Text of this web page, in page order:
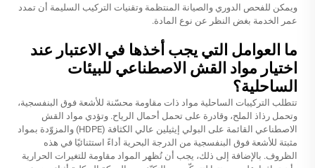
ويمكن للفحص الدوري والصيانة المنتظمة وتقنيات التركيب السليمة أن تمدد
عمر الخدمة بغض النظر عن نوع المادة.
ما العوامل التي يجب أخذها في الاعتبار عند
اختيار مواد القش الاصطناعي للبيئات
الساحلية؟
تتطلب التركيبات الساحلية مواد ذات مقاومة محسّنة للأشعة فوق البنفسجية،
وتحمل رذاذ الملح، وقادرة على تحمل أحمال الرياح. وتؤدي مواد القش
الاصطناعي القائمة على البولي إيثيلين عالي الكثافة (HDPE) والمزوّدة بمواد
مثبتة للأشعة فوق البنفسجية من الدرجة البحرية أداءً استثنائيًا في هذه
الظروف. بالإضافة إلى ذلك، يجب أن تُظهر المواد مقاومة للتغيرات الحرارية